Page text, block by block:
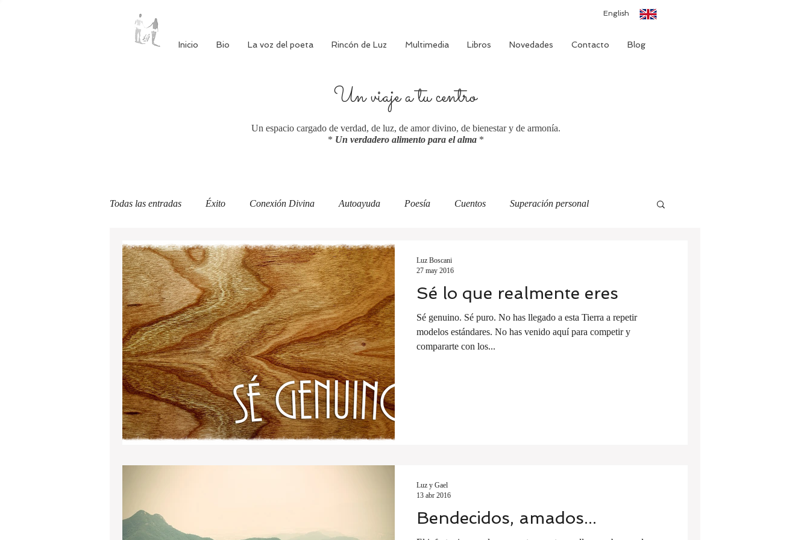
English
Inicio Bio La voz del poeta Rincón de Luz Multimedia Libros Novedades Contacto Blog
Un viaje a tu centro
Un espacio cargado de verdad, de luz, de amor divino, de bienestar y de armonía.
* Un verdadero alimento para el alma *
Todas las entradas Éxito Conexión Divina Autoayuda Poesía Cuentos Superación personal
Autoestima Alimentación consciente Bienestar Amor verdadero
Sé lo que realmente eres
Sé genuino. Sé puro. No has llegado a esta Tierra a repetir
modelos estándares. No has venido aquí para competir y
compararte con los...
Luz Boscani
27 may 2016
Bendecidos, amados...
Luz y Gael
13 abr 2016